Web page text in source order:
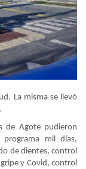
La misma se llevó
de Agote pudieron
programa mil días,
de dientes, control
y Covid, control